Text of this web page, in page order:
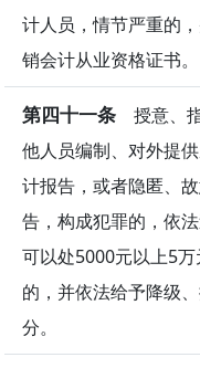
计人员，情节严重的
销会计从业资格证书。
第四十一条 授意、
他人员编制、对外提
计报告，或者隐匿、
告，构成犯罪的，依
可以处5000元以上5
的，并依法给予降级
分。